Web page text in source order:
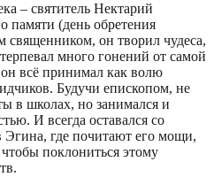
– святитель Нектарий
памяти (день обретения
он творил чудеса,
много гонений от самой
всё принимал как волю
Будучи епископом, не
в школах, но занимался и
И всегда оставался со
Эгина, где почитают его мощи,
поклониться этому